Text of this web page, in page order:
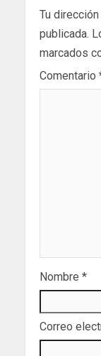
Tu
publicada.
marcados
Comentario
Nombre *
Correo